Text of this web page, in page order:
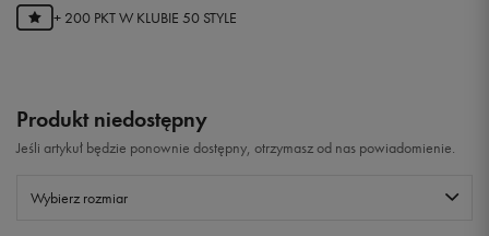
+ 200 PKT W KLUBIE 50 STYLE
Produkt niedostępny
Jeśli artykuł będzie ponownie dostępny, otrzymasz od nas powiadomienie.
Wybierz rozmiar